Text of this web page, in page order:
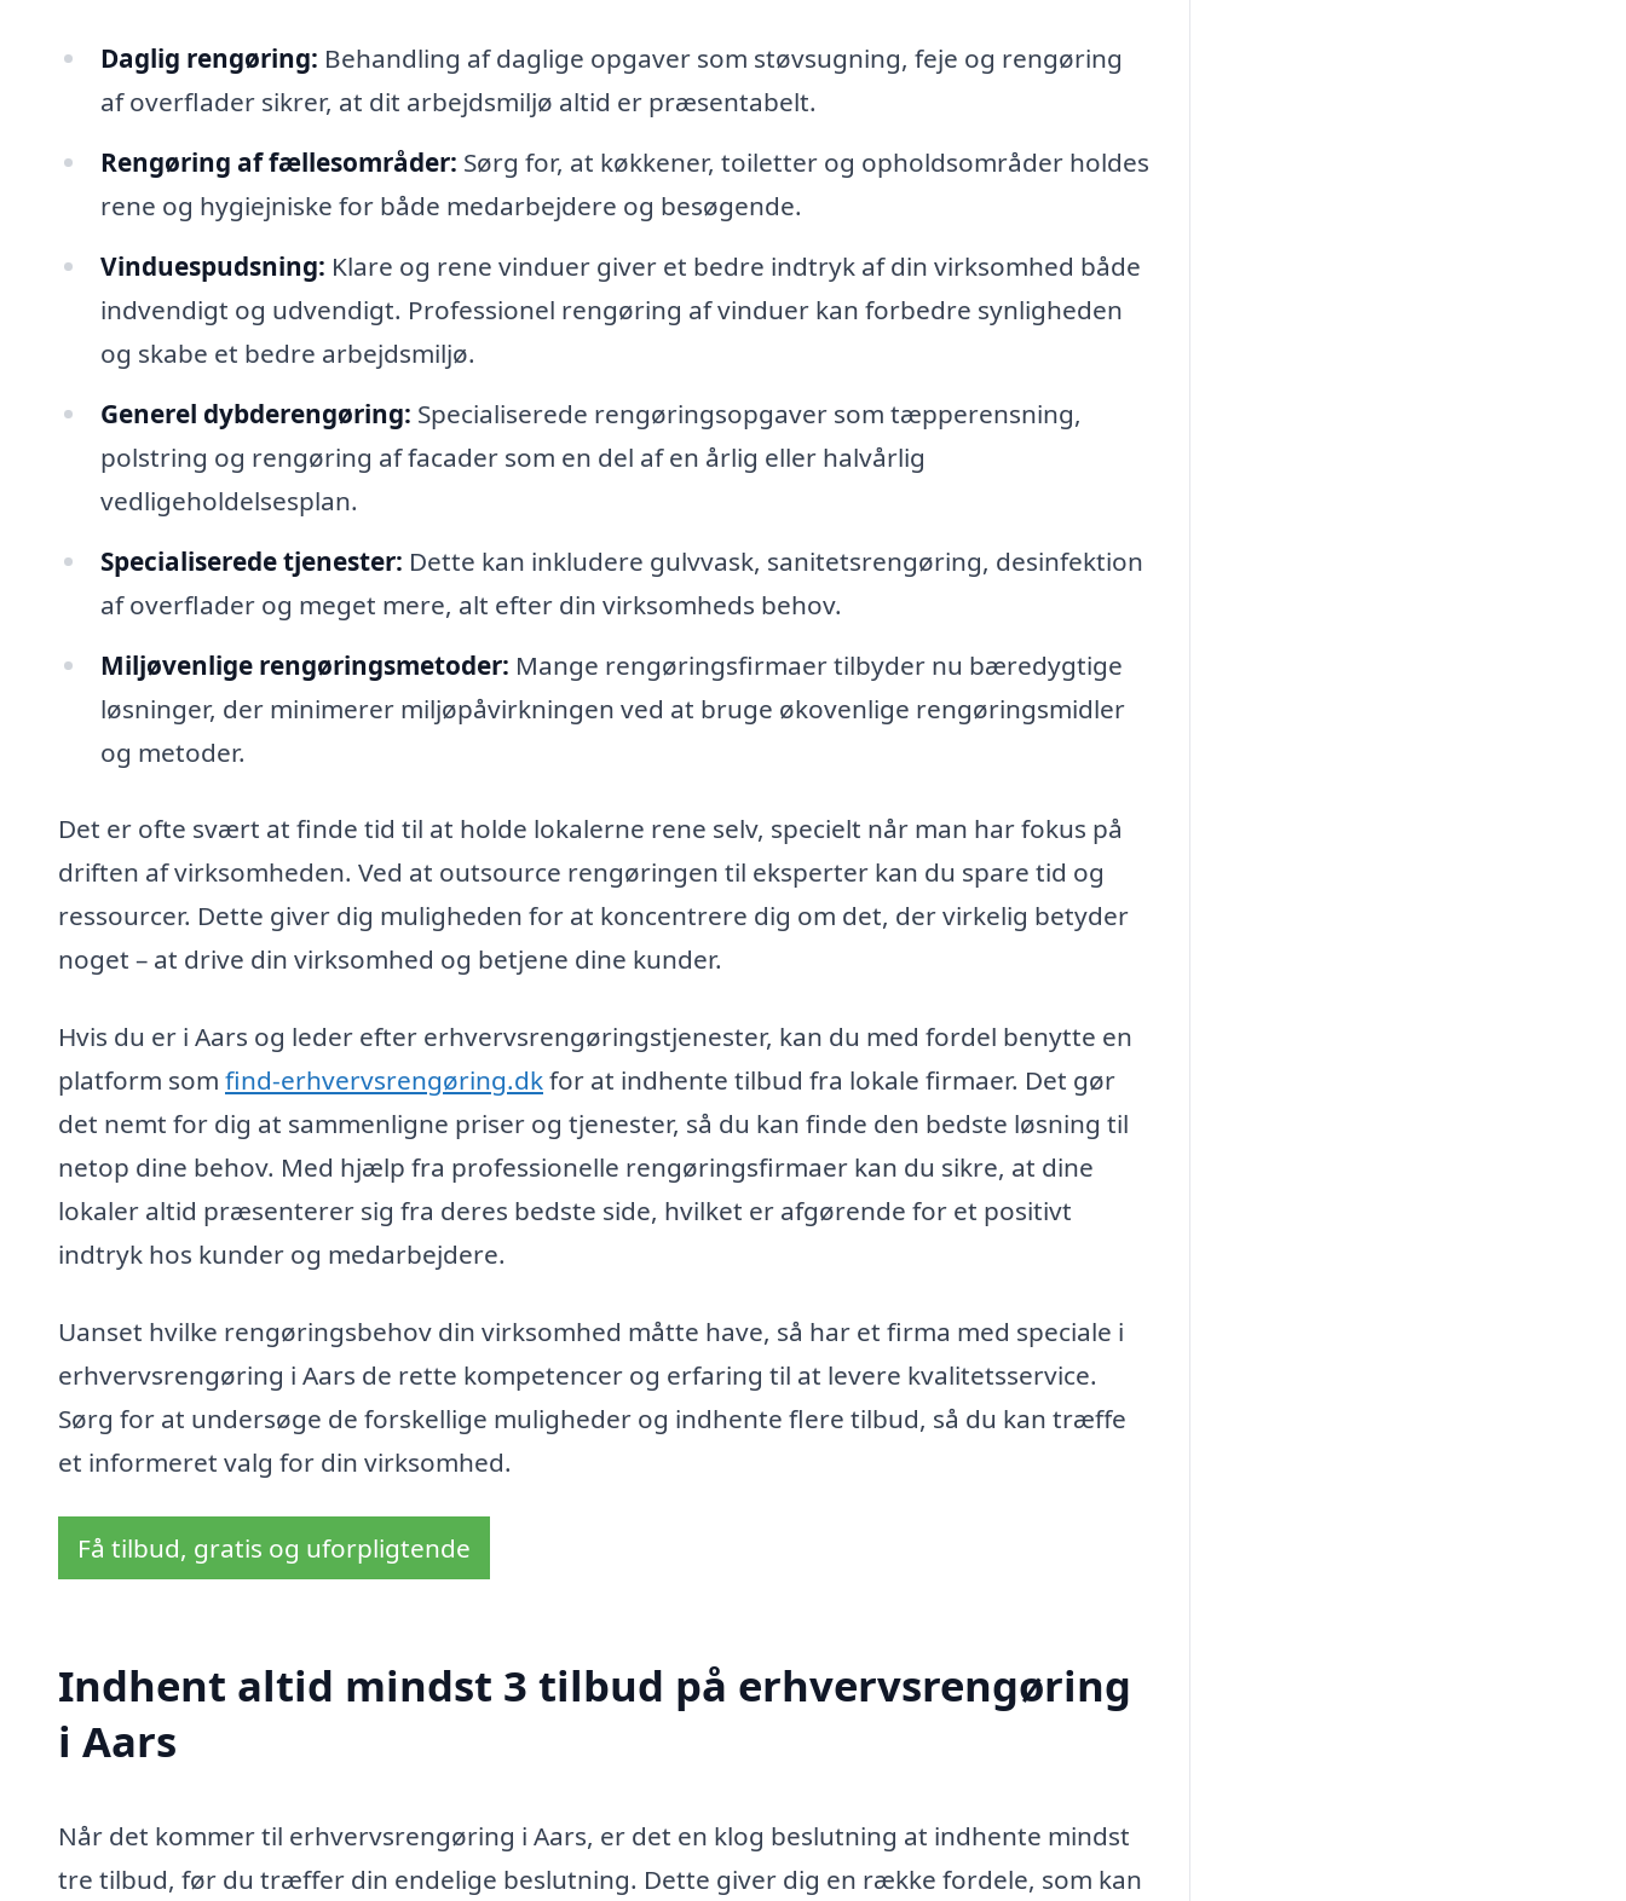
Daglig rengøring: Behandling af daglige opgaver som støvsugning, feje og rengøring
af overflader sikrer, at dit arbejdsmiljø altid er præsentabelt.
Rengøring af fællesområder: Sørg for, at køkkener, toiletter og opholdsområder holdes
rene og hygiejniske for både medarbejdere og besøgende.
Vinduespudsning: Klare og rene vinduer giver et bedre indtryk af din virksomhed både
indvendigt og udvendigt. Professionel rengøring af vinduer kan forbedre synligheden
og skabe et bedre arbejdsmiljø.
Generel dybderengøring: Specialiserede rengøringsopgaver som tæpperensning,
polstring og rengøring af facader som en del af en årlig eller halvårlig
vedligeholdelsesplan.
Specialiserede tjenester: Dette kan inkludere gulvvask, sanitetsrengøring, desinfektion
af overflader og meget mere, alt efter din virksomheds behov.
Miljøvenlige rengøringsmetoder: Mange rengøringsfirmaer tilbyder nu bæredygtige
løsninger, der minimerer miljøpåvirkningen ved at bruge økovenlige rengøringsmidler
og metoder.
Det er ofte svært at finde tid til at holde lokalerne rene selv, specielt når man har fokus på
driften af virksomheden. Ved at outsource rengøringen til eksperter kan du spare tid og
ressourcer. Dette giver dig muligheden for at koncentrere dig om det, der virkelig betyder
noget – at drive din virksomhed og betjene dine kunder.
Hvis du er i Aars og leder efter erhvervsrengøringstjenester, kan du med fordel benytte en
platform som find-erhvervsrengøring.dkfor at indhente tilbud fra lokale firmaer. Det gør
det nemt for dig at sammenligne priser og tjenester, så du kan finde den bedste løsning til
netop dine behov. Med hjælp fra professionelle rengøringsfirmaer kan du sikre, at dine
lokaler altid præsenterer sig fra deres bedste side, hvilket er afgørende for et positivt
indtryk hos kunder og medarbejdere.
Uanset hvilke rengøringsbehov din virksomhed måtte have, så har et firma med speciale i
erhvervsrengøring i Aars de rette kompetencer og erfaring til at levere kvalitetsservice.
Sørg for at undersøge de forskellige muligheder og indhente flere tilbud, så du kan træffe
et informeret valg for din virksomhed.
Få tilbud, gratis og uforpligtende
Indhent altid mindst 3 tilbud på erhvervsrengøring
i Aars
Når det kommer til erhvervsrengøring i Aars, er det en klog beslutning at indhente mindst
tre tilbud, før du træffer din endelige beslutning. Dette giver dig en række fordele, som kan